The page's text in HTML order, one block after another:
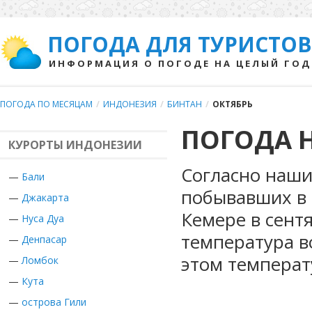
ПОГОДА ДЛЯ ТУРИСТОВ
ИНФОРМАЦИЯ О ПОГОДЕ НА ЦЕЛЫЙ ГОД
ПОГОДА ПО МЕСЯЦАМ / ИНДОНЕЗИЯ / БИНТАН / ОКТЯБРЬ
КУРОРТЫ ИНДОНЕЗИИ
— Бали
— Джакарта
— Нуса Дуа
— Денпасар
—Ломбок
— Кута
— острова Гили
ПОГОДА
Согласно
побывавших в
Кемере в
температура
этом